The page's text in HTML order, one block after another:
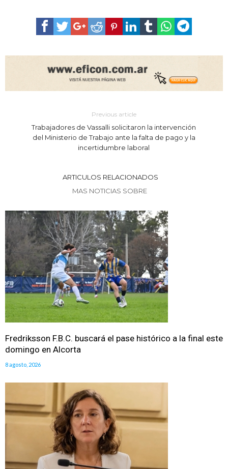
Previous article
Trabajadores de Vassalli solicitaron la intervención
del Ministerio de Trabajo ante la falta de pago y la
incertidumbre laboral
ARTICULOS RELACIONADOS
MAS NOTICIAS SOBRE
Fredriksson F.B.C. buscará el pase histórico a la final este
domingo en Alcorta
8 agosto, 2026